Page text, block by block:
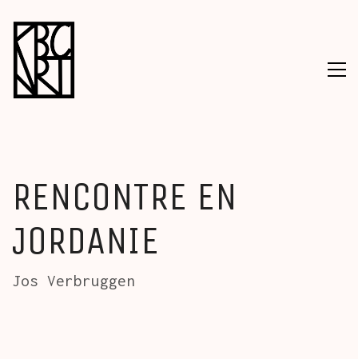
RENCONTRE EN
JORDANIE
Jos Verbruggen